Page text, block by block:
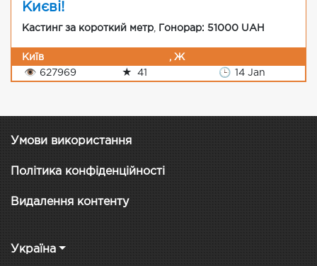
Києві!
Кастинг за короткий метр Гонорар: 51000 UAH
Київ
, Ж
👁 627969 ★ 41 🕒 14 Jan
Умови використання
Політика конфіденційності
Видалення контенту
Україна